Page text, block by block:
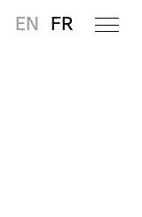
EN FR